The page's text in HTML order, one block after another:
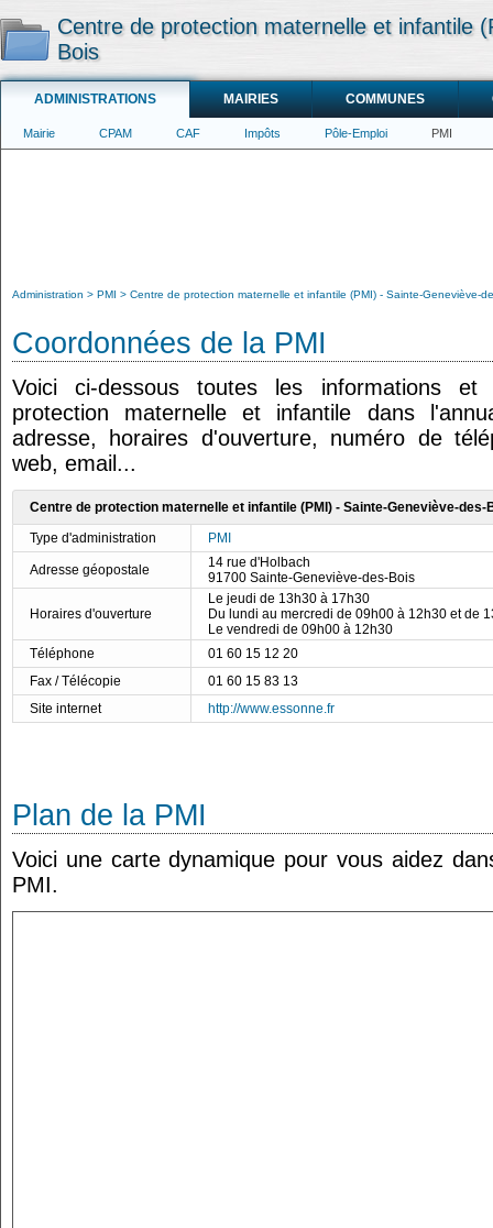
Centre de protection maternelle et infantile
Bois
ADMINISTRATIONS MAIRIES COMMUNES
Mairie CPAM CAF Impôts Pôle-Emploi PMI
Administration PMI Centre de protection maternelle et infantile (PMI) - Sainte-Geneviève-
Coordonnées de la PMI
Voici ci-dessous toutes les informations et
protection maternelle et infantile dans
adresse, horaires d'ouverture, numéro de
web, email...
Centre de protection maternelle et infantile (PMI) - Sainte-Geneviève-des-
Type d'administration
PMI
Adresse géopostale
14 rue d'Holbach
91700 Sainte-Geneviève-des-Bois
Horaires d'ouverture
Le jeudi de 13h30 à 17h30
Du lundi au mercredi de 09h00 à 12h30 et de
Le vendredi de 09h00 à 12h30
Téléphone
01 60 15 12 20
Fax / Télécopie
01 60 15 83 13
Site internet
http://www.essonne.fr
Plan de la PMI
Voici une carte dynamique pour vous aidez
PMI.